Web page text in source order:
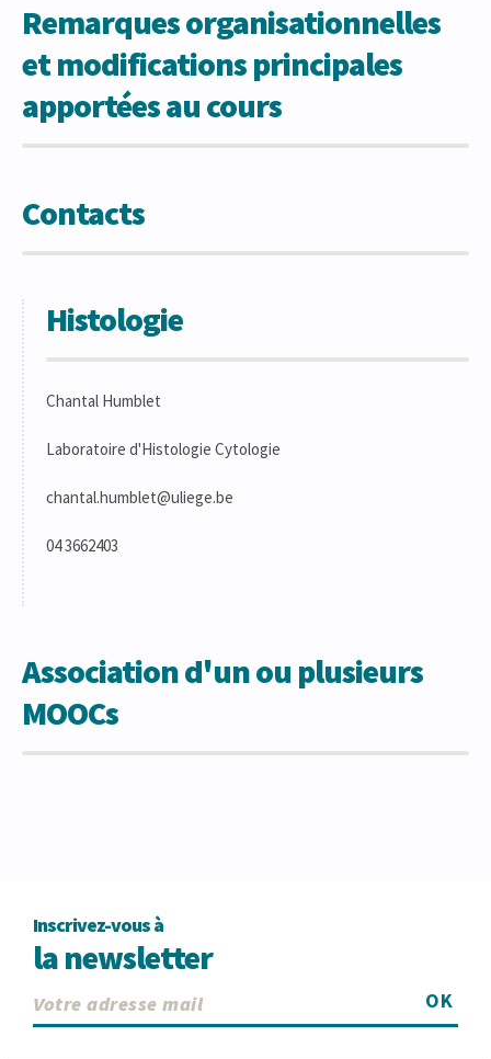
Remarques organisationnelles
et modifications principales
apportées au cours
Contacts
Histologie
Chantal Humblet
Laboratoire d'Histologie Cytologie
chantal.humblet@uliege.be
04 3662403
Association d'un ou plusieurs
MOOCs
Inscrivez-vous à
la newsletter
OK